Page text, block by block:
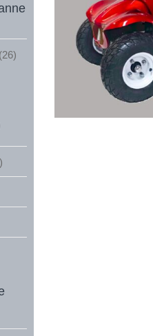
(26)